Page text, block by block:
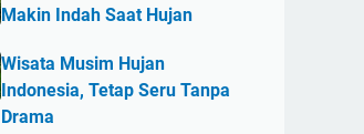
Makin Indah Saat Hujan
Wisata Musim Hujan
Indonesia, Tetap Seru Tanpa
Drama